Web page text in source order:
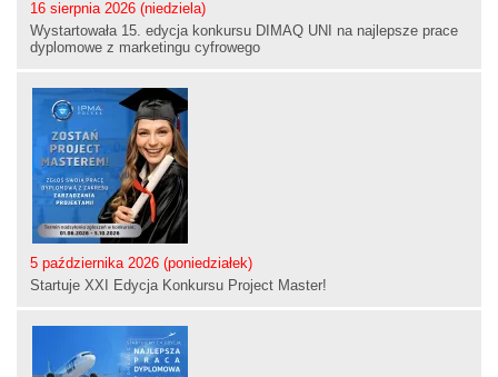
16 sierpnia 2026 (niedziela)
Wystartowała 15. edycja konkursu DIMAQ UNI na najlepsze prace
dyplomowe z marketingu cyfrowego
5 października 2026 (poniedziałek)
Startuje XXI Edycja Konkursu Project Master!